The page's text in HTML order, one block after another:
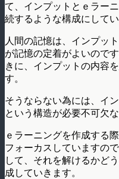
て、インプットとｅラー
続するような構成にしてい
人間の記憶は、インプッ
が記憶の定着がよいので
きに、インプットの内容
す。
そうならない為には、イ
という構造が必要不可欠な
ｅラーニングを作成する
フォーカスしていますの
して、それを解けるかど
成していきます。